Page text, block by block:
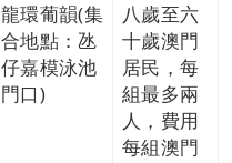
龍環葡韻(集
合地點：氹
仔嘉模泳池
門口)
八歲至六
十歲澳門
居民，每
組最多兩
人，費用
每組澳門